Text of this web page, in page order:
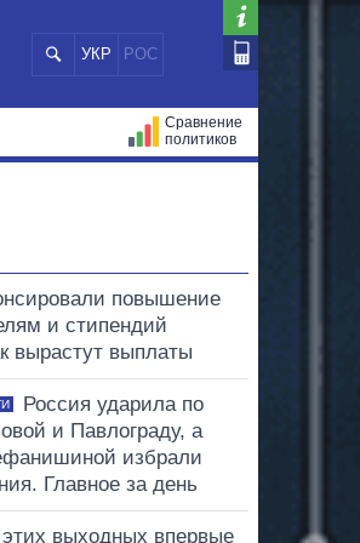
УКР РОС
Сравнение
политиков
повышение
и стипендий
вырастут выплаты
Россия ударила по
и Павлограду, а
избрали
Главное за день
выходных впервые